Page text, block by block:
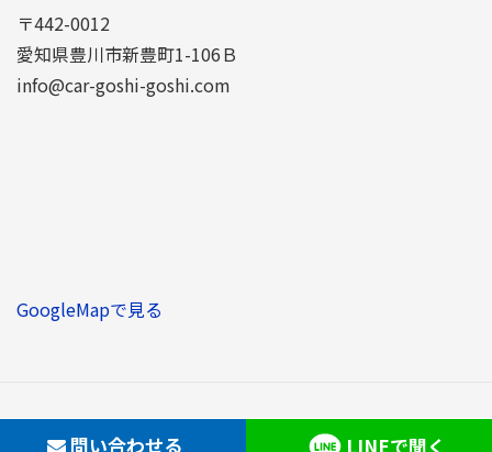
〒442-0012
愛知県豊川市新豊町1-106Ｂ
info@car-goshi-goshi.com
GoogleMapで見る
Copyright © Car Goshi-Goshi. All rights reserved.
問い合わせる LINEで聞く